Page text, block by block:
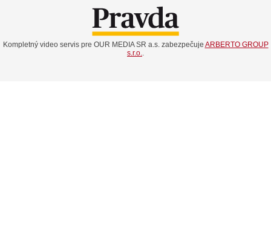
Kompletný video servis pre OUR MEDIA SR a.s. zabezpečuje ARBERTO GROUP
s.r.o..